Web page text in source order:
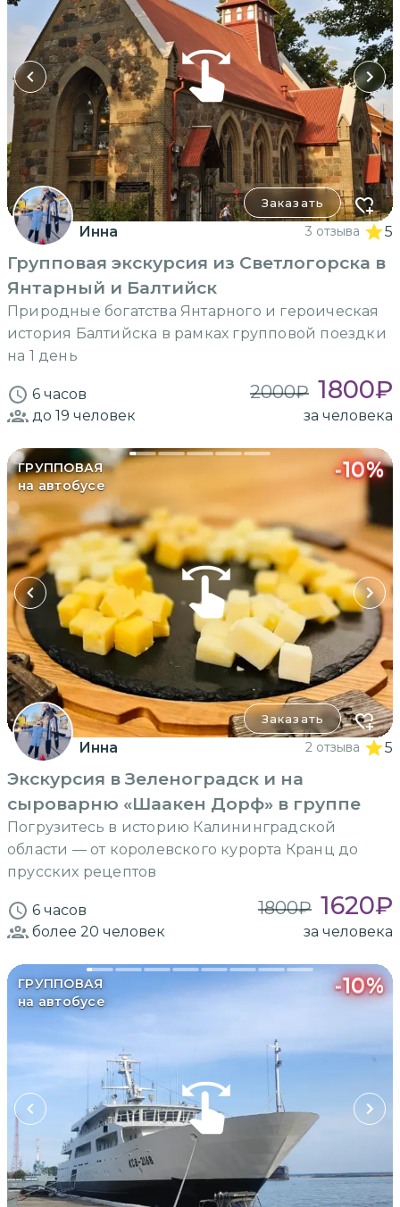
Заказать
Инна 3 отзыва 5
Групповая экскурсия из Светлогорска в
Янтарный и Балтийск
Природные богатства Янтарного и героическая
история Балтийска в рамках групповой поездки
на 1 день
6 часов 2000₽ 1800₽
до 19 человек за человека
ГРУППОВАЯ
на автобусе
-10%
Заказать
Инна 2 отзыва 5
Экскурсия в Зеленоградск и на
сыроварню «Шаакен Дорф» в группе
Погрузитесь в историю Калининградской
области — от королевского курорта Кранц до
прусских рецептов
6 часов 1800₽ 1620₽
более 20 человек за человека
ГРУППОВАЯ
на автобусе
-10%